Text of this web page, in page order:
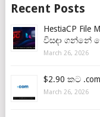
Recent Posts
HestiaCP File
විසඳා ගන්නේ
March 26, 2026
$2.90 කට
March 26, 2026